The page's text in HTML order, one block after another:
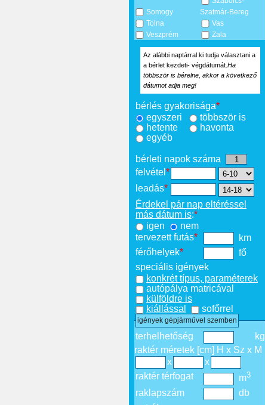
Somogy
Szatmár-Bereg
Tolna
Vas
Veszprém
Zala
Az alábbi naptárral ki tudja választani a
a bérlet kezdeti- végdátumát. Ha
többször is bérelne, akkor a következő
dátumot adja meg!
bérlés gyakorisága*
egyszeri
többször is
hetente
havonta
egyéb
bérleti napok száma
felvétel *
leadás*
Érdekel pár nap eltéréssel
más dátum is:*
igen
nem
tervezett futás*
km
férőhelyek*
fő
speciális igények
konkrét típus, paraméterek
autópálya matricával
külföldre is
kiállással
sofőrrel
igények gépjárművel szemben
terhelhetőség
kg
raktér méretek [cm] H x Sz x M
x
x
raktér térfogat
m3
raklapszám
db